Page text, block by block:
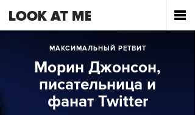
МАКСИМАЛЬНЫЙ РЕТВИТ
Морин Джонсон,
писательница и
фанат Twitter